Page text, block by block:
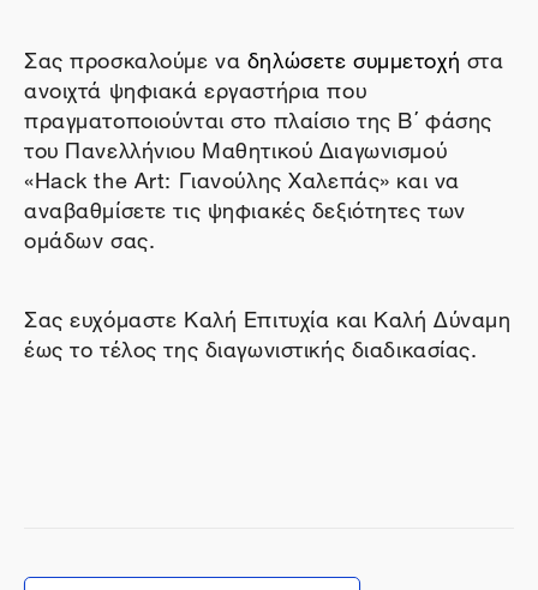
Σας προσκαλούμε ναδηλώσετε συμμετοχή στα
ανοιχτά ψηφιακά εργαστήρια που
πραγματοποιούνται στο πλαίσιο της Β΄ φάσης
του Πανελλήνιου Μαθητικού Διαγωνισμού
«Hack the Art: Γιανούλης Χαλεπάς» και να
αναβαθμίσετε τις ψηφιακές δεξιότητες των
ομάδων σας.
Σας ευχόμαστε Καλή Επιτυχία και Καλή Δύναμη
έως το τέλος της διαγωνιστικής διαδικασίας.